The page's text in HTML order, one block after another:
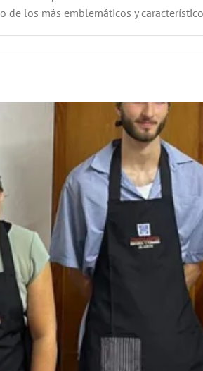
de los más emblemáticos y